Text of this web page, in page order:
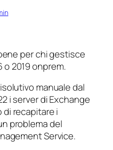
per chi gestisce
o 2019onprem.
manuale dal
i server di Exchange
di recapitare i
problema del
Service.